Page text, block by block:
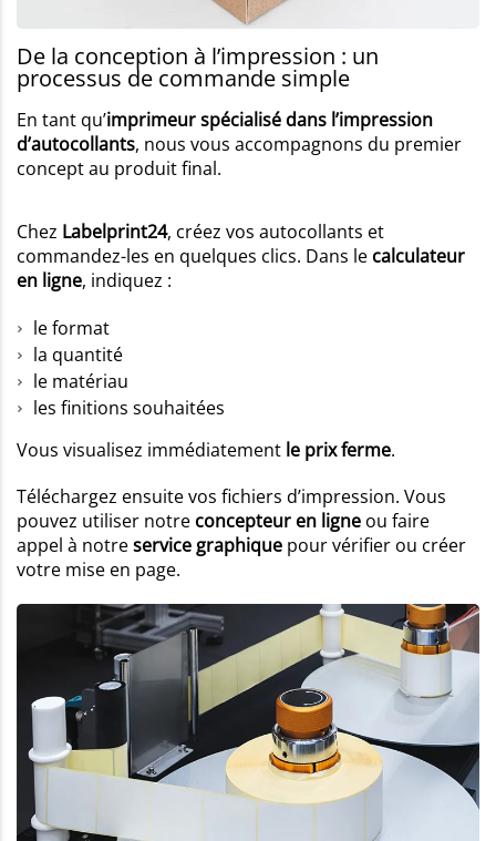
De la conception à l’impression : un
processus de commande simple
En tant qu’imprimeur spécialisé dans l’impression
d’autocollants, nous vous accompagnons du premier
concept au produit final.
Chez Labelprint24, créez vos autocollants et
commandez-les en quelques clics. Dans le calculateur
en ligne, indiquez :
le format
la quantité
le matériau
les finitions souhaitées
Vous visualisez immédiatement le prix ferme.
Téléchargez ensuite vos fichiers d’impression. Vous
pouvez utiliser notre concepteur en ligne ou faire
appel à notreservice graphique pour vérifier ou créer
votre mise en page.